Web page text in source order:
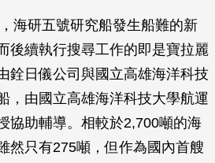
海研五號研究船發生船難的新
後續執行搜尋工作的即是寶拉麗
銓日儀公司與國立高雄海洋科技
，由國立高雄海洋科技大學航運
協助輔導。相較於2,700噸的海
然只有275噸，但作為國內首艘